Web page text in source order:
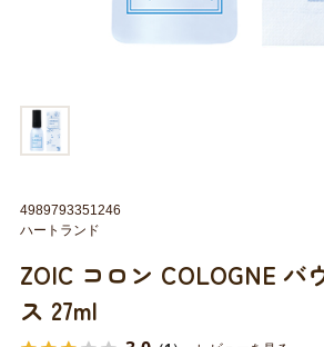
ZOIC コロン COLOGNE バ
ス 27ml
4989793351246
ハートランド